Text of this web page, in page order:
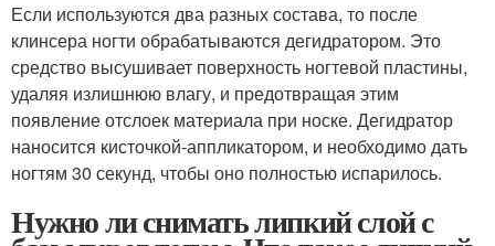
Если используются два разных состава, то после
клинсера ногти обрабатываются дегидратором. Это
средство высушивает поверхность ногтевой пластины,
удаляя излишнюю влагу, и предотвращая этим
появление отслоек материала при носке. Дегидратор
наносится кисточкой-аппликатором, и необходимо дать
ногтям 30 секунд, чтобы оно полностью испарилось.
Нужно ли снимать липкий слой с